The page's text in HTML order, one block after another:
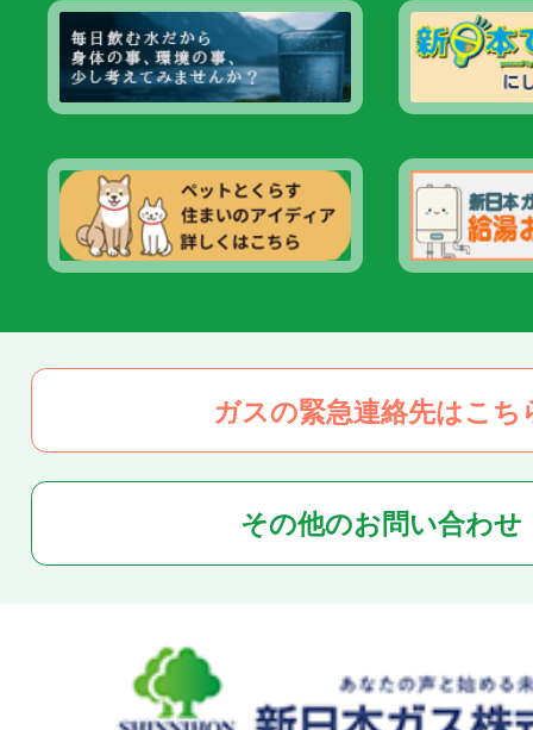
ガスの緊急連絡先はこち
その他のお問い合わせ